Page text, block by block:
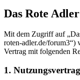
Das Rote
Mit dem Zugriff auf
roten-adler.de/forum3“)
Vertrag mit folgenden
1. Nutzungsvertrag